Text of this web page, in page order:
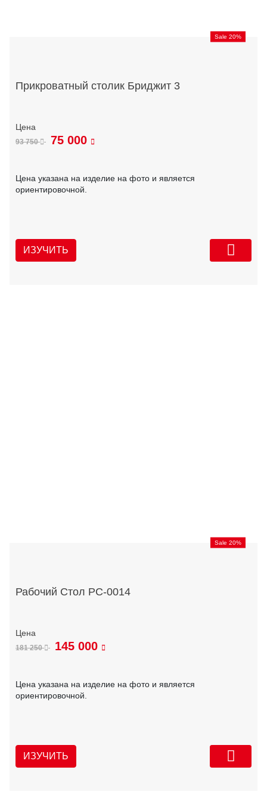
Sale 20%
Прикроватный столик Бриджит 3
93 750 75 000
Цена указана на изделие на фото и является
ориентировочной.
ИЗУЧИТЬ
Sale 20%
Рабочий Стол РС-0014
181 250 145 000
Цена указана на изделие на фото и является
ориентировочной.
ИЗУЧИТЬ